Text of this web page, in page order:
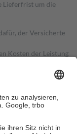
Lieferfrist um die
der Versicherte
Kosten der Leistung